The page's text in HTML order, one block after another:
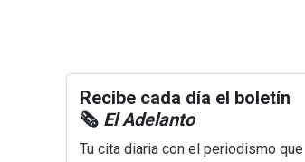
Recibe cada día el boletín
🗞️ El Adelanto
Tu cita diaria con el periodismo que